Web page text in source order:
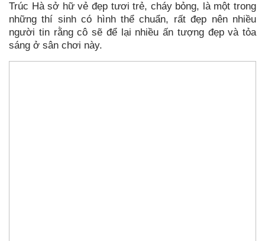
Trúc Hà sở hữ vẻ đẹp tươi trẻ, cháy bỏng, là một trong
những thí sinh có hình thể chuẩn, rất đẹp nên nhiều
người tin rằng cô sẽ để lại nhiều ấn tượng đẹp và tỏa
sáng ở sân chơi này.